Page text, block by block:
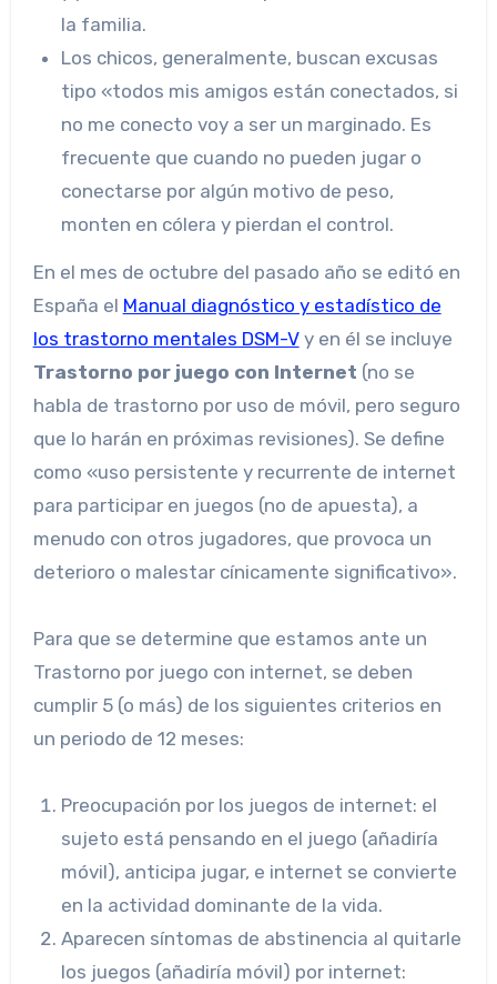
la familia.
Los chicos, generalmente, buscan excusas
tipo «todos mis amigos están conectados, si
no me conecto voy a ser un marginado. Es
frecuente que cuando no pueden jugar o
conectarse por algún motivo de peso,
monten en cólera y pierdan el control.
En el mes de octubre del pasado año se editó en
España el Manual diagnóstico y estadístico de
los trastorno mentales DSM-Vy en él se incluye
Trastorno por juego con Internet (no se
habla de trastorno por uso de móvil, pero seguro
que lo harán en próximas revisiones). Se define
como «uso persistente y recurrente de internet
para participar en juegos (no de apuesta), a
menudo con otros jugadores, que provoca un
deterioro o malestar cínicamente significativo».
Para que se determine que estamos ante un
Trastorno por juego con internet, se deben
cumplir 5 (o más) de los siguientes criterios en
un periodo de 12 meses:
Preocupación por los juegos de internet: el
sujeto está pensando en el juego (añadiría
móvil), anticipa jugar, e internet se convierte
en la actividad dominante de la vida.
Aparecen síntomas de abstinencia al quitarle
los juegos (añadiría móvil) por internet: